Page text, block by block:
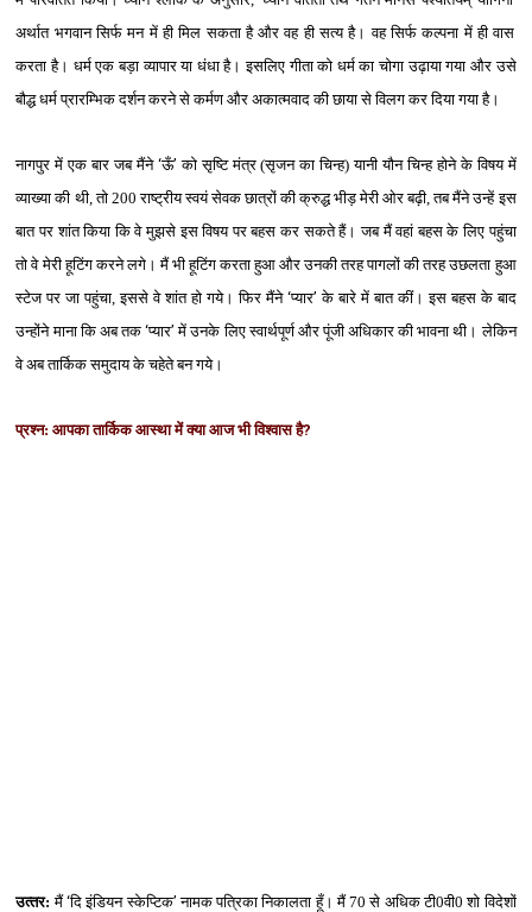
अर्थात भगवान सिर्फ मन में ही मिल सकता है और वह ही सत्‍य है। वह सिर्फ कल्‍पना में ही वास
करता है। धर्म एक बड़ा व्‍यापार या धंधा है। इसलिए गीता को धर्म का चोगा उढ़ाया गया और उसे
बौद्ध धर्म प्रारम्भिक दर्शन करने से कर्मण और अकात्‍मवाद की छाया से विलग कर दिया गया है।
नागपुर में एक बार जब मैंने ‘ऊँ’ को सृष्टि मंत्र (सृजन का चिन्‍ह) यानी यौन चिन्‍ह होने के विषय में
व्‍याख्‍या की थी, तो 200 राष्‍ट्रीय स्‍वयं सेवक छात्रों की क्रुद्ध भीड़ मेरी ओर बढ़ी, तब मैंने उन्‍हें इस
बात पर शांत किया कि वे मुझसे इस विषय पर बहस कर सकते हैं। जब मैं वहां बहस के लिए पहुंचा
तो वे मेरी हूटिंग करने लगे। मैं भी हूटिंग करता हुआ और उनकी तरह पागलों की तरह उछलता हुआ
स्‍टेज पर जा पहुंचा, इससे वे शांत हो गये। फिर मैंने ‘प्‍यार’ के बारे में बात कीं। इस बहस के बाद
उन्‍होंने माना कि अब तक‘प्‍यार’ में उनके लिए स्‍वार्थपूर्ण और पूंजी अधिकार की भावना थी। लेकिन
वे अब तार्किक समुदाय के चहेते बन गये।
प्रश्‍न: आपका तार्किक आस्‍था में क्‍या आज भी विश्‍वास है?
उत्‍तर: मैं‘दि इंडियन स्‍केप्टिक’ नामक पत्रिका निकालता हूँ। मैं 70 से अधिक टी0वी0 शो विदेशों